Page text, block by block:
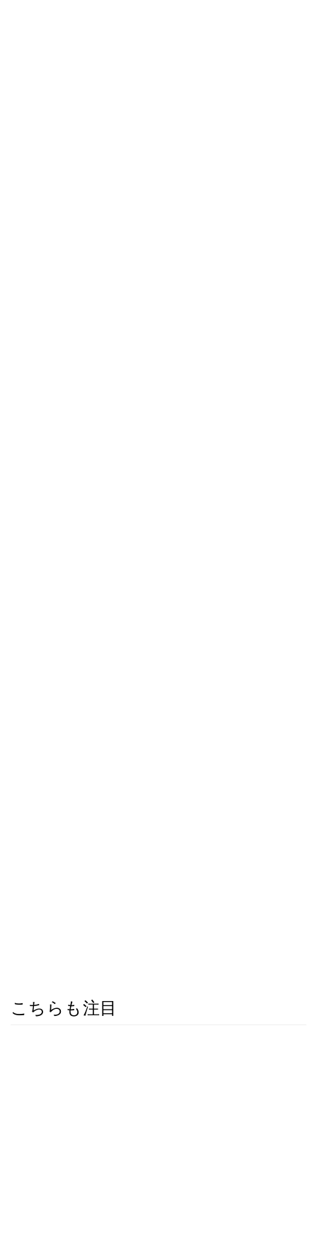
こちらも注目